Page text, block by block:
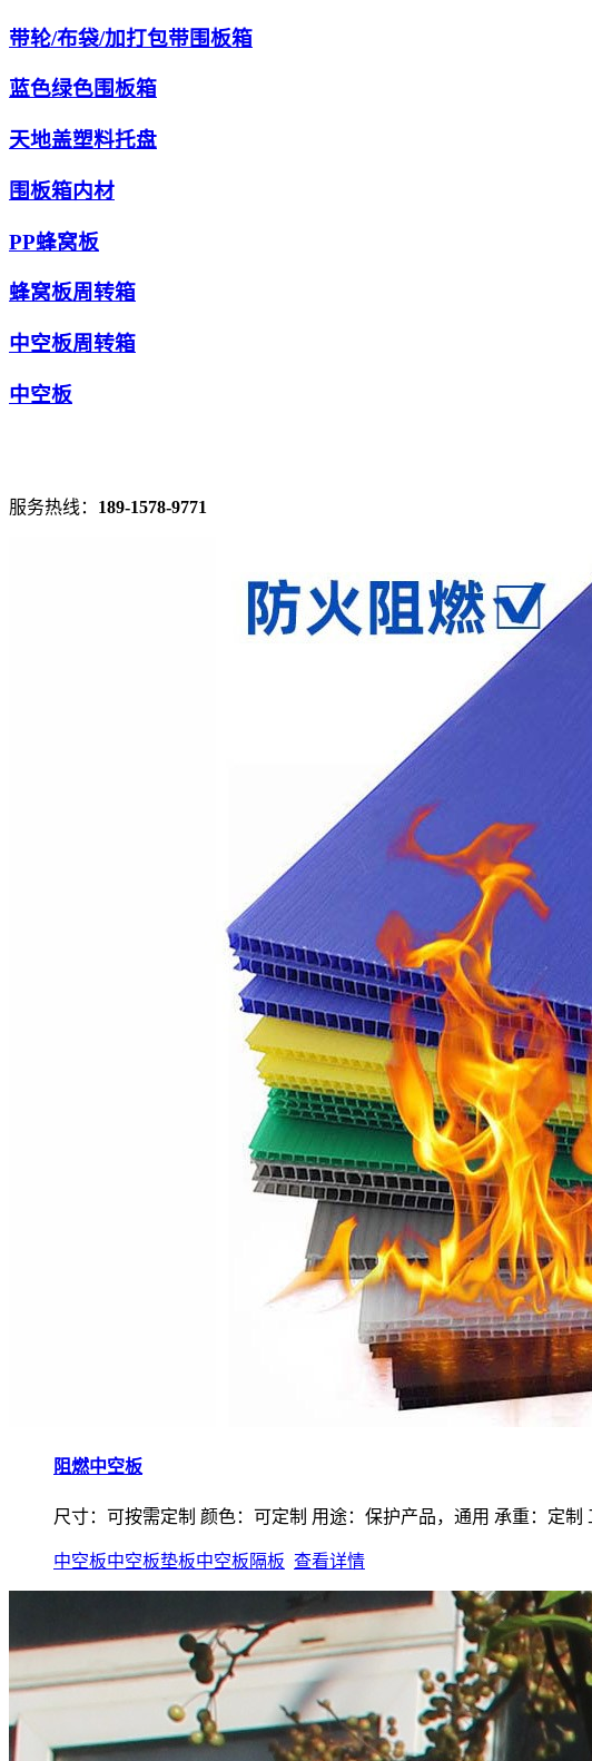
带轮/布袋/加打包带围板箱
蓝色绿色围板箱
天地盖塑料托盘
围板箱内材
PP蜂窝板
蜂窝板周转箱
中空板周转箱
中空板
服务热线： 189-1578-9771
阻燃中空板
尺寸：可按需定制 颜色：可定制 用途：保护产品，通用 承重：定
中空板中空板垫板中空板隔板 查看详情